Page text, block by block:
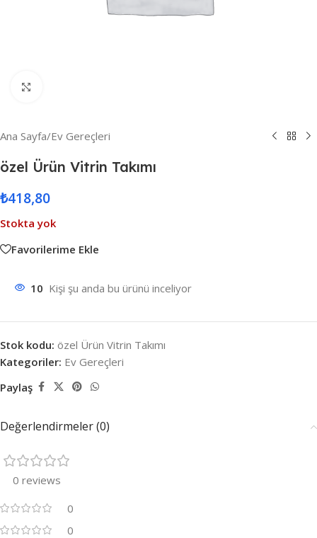
Ana Sayfa/Ev Gereçleri
özel Ürün Vitrin Takımı
₺418,80
Stokta yok
Favorilerime Ekle
10 Kişi şu anda bu ürünü inceliyor
Stok kodu: özel Ürün Vitrin Takımı
Kategoriler: Ev Gereçleri
Paylaş
Değerlendirmeler (0)
0 reviews
0
0